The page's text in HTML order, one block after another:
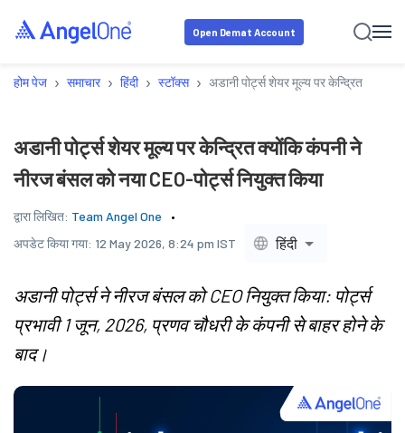
Open Demat Account
होम पेज › समाचार › हिंदी › स्टॉक्स › अडानी पोर्ट्स शेयर मूल्य पर केन्द्रित क्योंकि
अडानी पोर्ट्स शेयर मूल्य पर केन्द्रित क्योंकि कंपनी ने
नीरज बंसल को नया CEO-पोर्ट्स नियुक्त किया
द्वारा लिखित: Team Angel One
अपडेट किया गया: 12 May 2026, 8:24 pm IST हिंदी
अडानी पोर्ट्स ने नीरज बंसल को CEO नियुक्त किया: पोर्ट्स
प्रभावी 1 जून, 2026, प्रणव चौधरी के कंपनी से बाहर होने के
बाद।